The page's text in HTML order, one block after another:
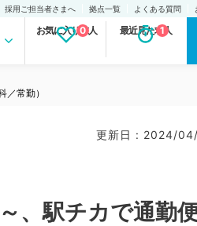
採用ご担当者さまへ 拠点一覧 よくある質問
お気に入り求人
0 最近見た求人
1
常勤）
更新日 : 2024/
、駅チカで通勤